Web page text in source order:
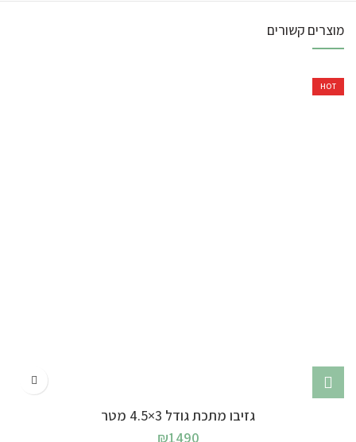
מוצרים קשורים
HOT
גזיבו מתכת גודל 3×4.5 מטר
₪1490